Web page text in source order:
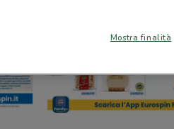
Mostra finalità